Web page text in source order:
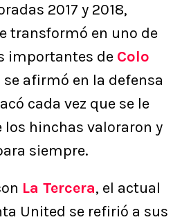
2017 y 2018,
transformó en uno de
importantes de Colo
afirmó en la defensa
cada vez que se le
los hinchas valoraron y
siempre.
La Tercera, el actual
United se refirió a sus